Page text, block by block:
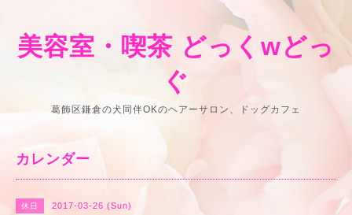
美容室・喫茶 どっくwどっ
ぐ
葛飾区鎌倉の犬同伴OKのヘアーサロン、ドッグカフェ
カレンダー
休日 2017-03-26 (Sun)